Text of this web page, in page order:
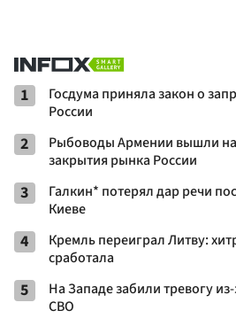
1
Госдума приняла закон о
России
2
Рыбоводы Армении вышли на
закрытия рынка России
3
Галкин* потерял дар речи
Киеве
4
Кремль переиграл Литву:
сработала
5
На Западе забили тревогу
СВО